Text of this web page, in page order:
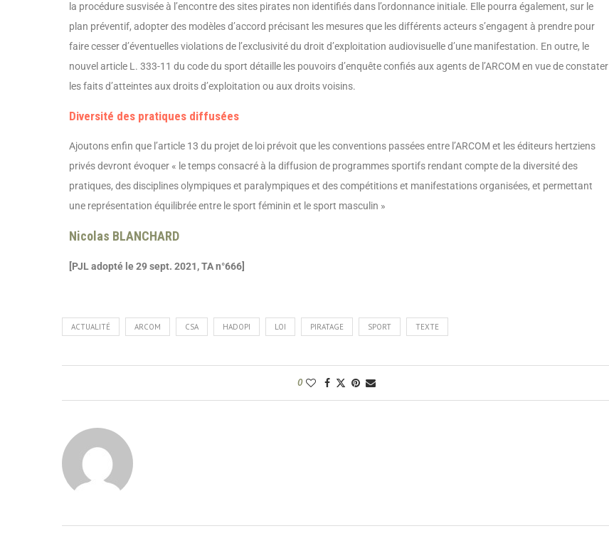
la procédure susvisée à l’encontre des sites pirates non identifiés dans l’ordonnance initiale. Elle pourra également, sur le
plan préventif, adopter des modèles d’accord précisant les mesures que les différents acteurs s’engagent à prendre pour
faire cesser d’éventuelles violations de l’exclu­sivité du droit d’exploitation audiovisuelle d’une manifestation. En outre, le
nouvel article L. 333-11 du code du sport détaille les pouvoirs d’enquête confiés aux agents de l’ARCOM en vue de constater
les faits d’atteintes aux droits d’exploitation ou aux droits voisins.
Diversité des pratiques diffusées
Ajoutons enfin que l’article 13 du projet de loi prévoit que les conventions passées entre l’ARCOM et les éditeurs hertziens
privés devront évoquer « le temps consacré à la diffusion de programmes sportifs rendant compte de la diversité des
pratiques, des disciplines olympiques et paralympiques et des compétitions et manifestations orga­nisées, et permettant
une représentation équilibrée entre le sport féminin et le sport masculin »
Nicolas BLANCHARD
[PJL adopté le 29 sept. 2021, TA n°666]
ACTUALITÉ ARCOM CSA HADOPI LOI PIRATAGE SPORT TEXTE
0